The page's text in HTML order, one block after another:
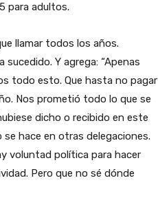
para adultos.
llamar todos los años.
Y agrega: “Apenas
todo esto. Que hasta no pagar
Nos prometió todo lo que se
dicho o recibido en este
hace en otras delegaciones.
voluntad política para hacer
Pero que no sé dónde